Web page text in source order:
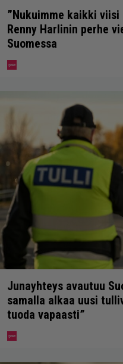
”Nukuimme kaikki viisi
Renny Harlinin perhe
Suomessa
Junayhteys avautuu
samalla alkaa uusi
tuoda vapaasti”